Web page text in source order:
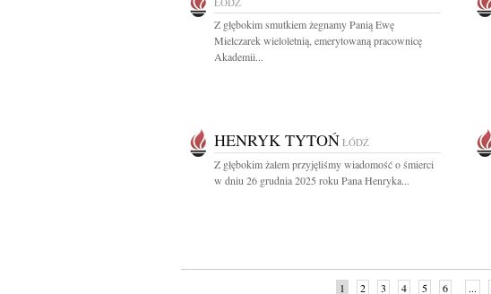
Z głębokim smutkiem żegnamy Panią Ewę
Mielczarek wieloletnią, emerytowaną pracownicę
Akademii...
HENRYK TYTOŃ ŁÓDŹ
Z głębokim żalem przyjęliśmy wiadomość o śmierci
w dniu 26 grudnia 2025 roku Pana Henryka...
1 2 3 4 5 6 ...